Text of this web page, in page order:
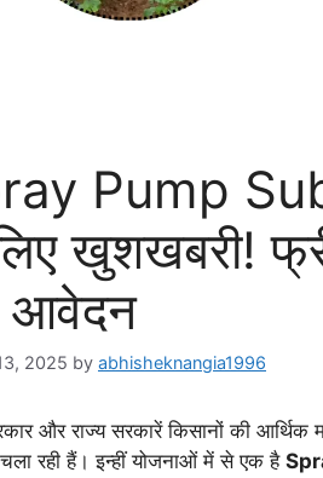
Pump
खुशखबरी!
आवेदन
2025 by abhisheknangia1996
और राज्य सरकारें किसानों की
रही हैं। इन्हीं योजनाओं में से एक है